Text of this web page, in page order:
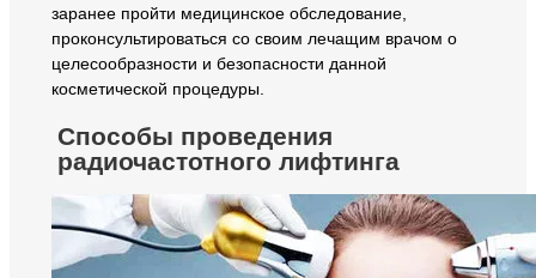
заранее пройти медицинское обследование,
проконсультироваться со своим лечащим врачом о
целесообразности и безопасности данной
косметической процедуры.
Способы проведения
радиочастотного лифтинга